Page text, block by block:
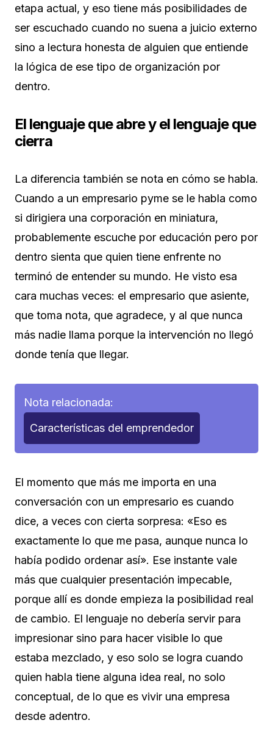
etapa actual, y eso tiene más posibilidades de
ser escuchado cuando no suena a juicio externo
sino a lectura honesta de alguien que entiende
la lógica de ese tipo de organización por
dentro.
El lenguaje que abre y el lenguaje que
cierra
La diferencia también se nota en cómo se habla.
Cuando a un empresario pyme se le habla como
si dirigiera una corporación en miniatura,
probablemente escuche por educación pero por
dentro sienta que quien tiene enfrente no
terminó de entender su mundo. He visto esa
cara muchas veces: el empresario que asiente,
que toma nota, que agradece, y al que nunca
más nadie llama porque la intervención no llegó
donde tenía que llegar.
Nota relacionada:
Características del emprendedor
El momento que más me importa en una
conversación con un empresario es cuando
dice, a veces con cierta sorpresa: «Eso es
exactamente lo que me pasa, aunque nunca lo
había podido ordenar así». Ese instante vale
más que cualquier presentación impecable,
porque allí es donde empieza la posibilidad real
de cambio. El lenguaje no debería servir para
impresionar sino para hacer visible lo que
estaba mezclado, y eso solo se logra cuando
quien habla tiene alguna idea real, no solo
conceptual, de lo que es vivir una empresa
desde adentro.